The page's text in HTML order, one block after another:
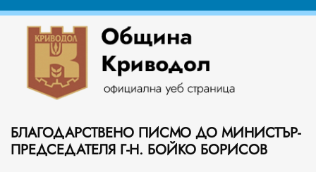
БЛАГОДАРСТВЕНО ПИСМО ДО МИНИСТЪР-
ПРЕДСЕДАТЕЛЯ Г-Н. БОЙКО БОРИСОВ